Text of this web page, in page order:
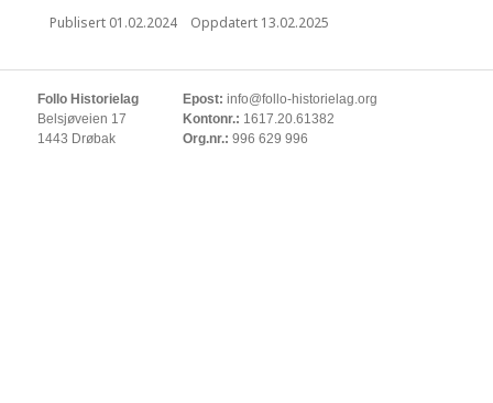
Publisert 01.02.2024 Oppdatert 13.02.2025
Follo Historielag
Belsjøveien 17
1443 Drøbak
Epost: info@follo-historielag.org
Kontonr.: 1617.20.61382
Org.nr.: 996 629 996